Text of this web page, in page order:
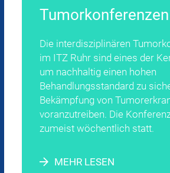
Tumor­konfe­renzen
Die interdisziplinären
im ITZ Ruhr sind eines der
um nachhaltig einen hohen
Behandlungsstandard zu
Bekämpfung von
voranzutreiben. Die
zumeist wöchentlich statt.
MEHR LESEN